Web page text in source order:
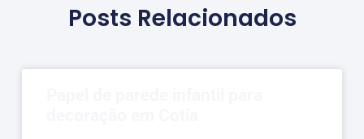
Posts Relacionados